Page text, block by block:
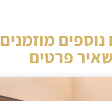
מוזמנים
פרטים